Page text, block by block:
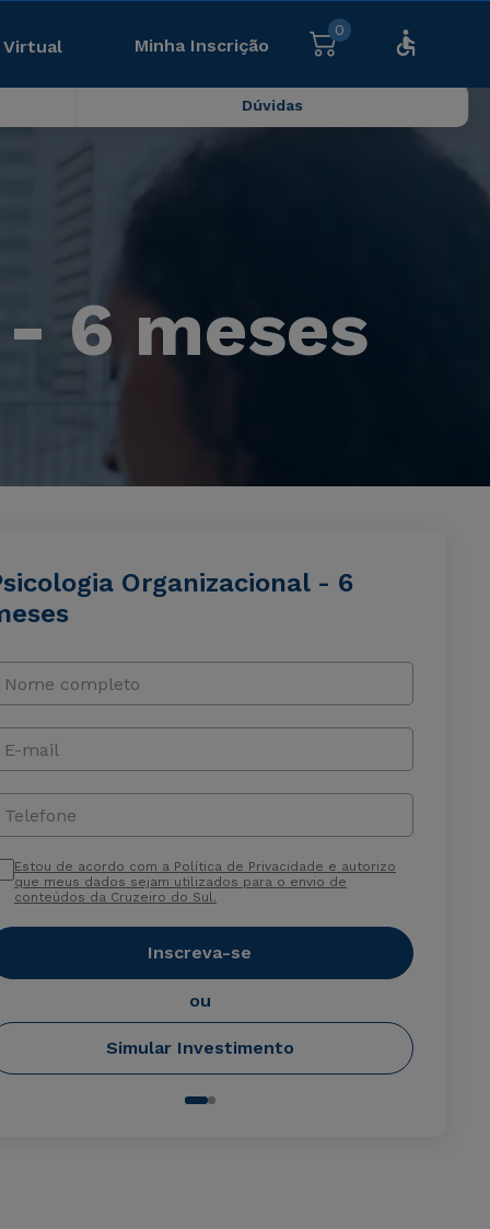
Virtual Minha Inscrição
0
Dúvidas
6 meses
Organizacional - 6
Nome completo
E-mail
Telefone
Estou de acordo com a Política de Privacidade e autorizo
que meus dados sejam utilizados para o envio de
conteúdos da Cruzeiro do Sul.
Inscreva-se
ou
Simular Investimento